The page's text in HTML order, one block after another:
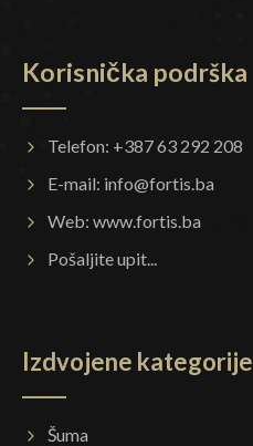
Korisnička podrška
Telefon: +387 63 292 208
E-mail: info@fortis.ba
Web: www.fortis.ba
Pošaljite upit...
Izdvojene kategorije
Šuma